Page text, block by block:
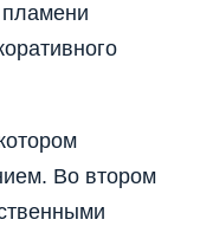
Во втором